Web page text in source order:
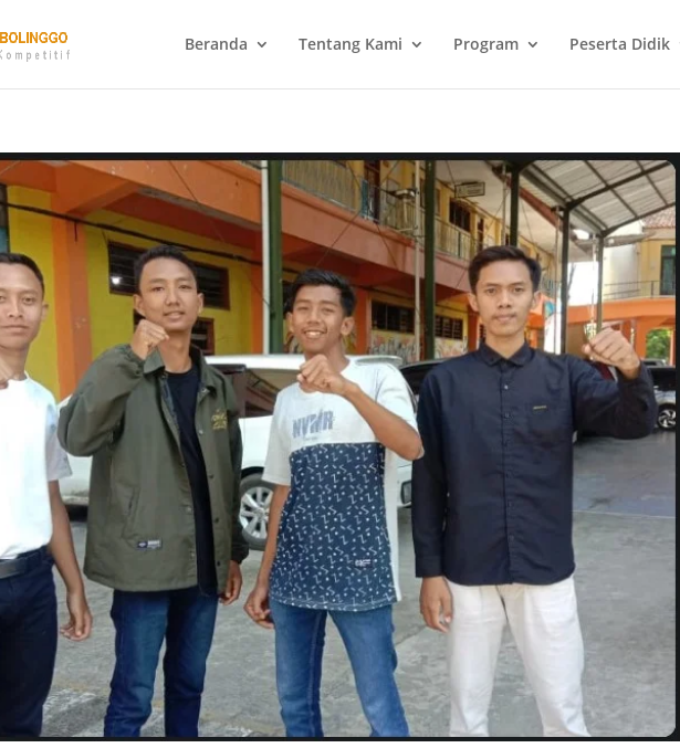
Beranda Tentang Kami Program Peserta Didik